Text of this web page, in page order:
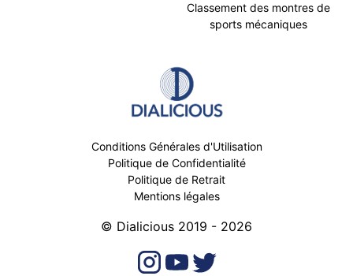
Classement des montres de
sports mécaniques
Conditions Générales d'Utilisation
Politique de Confidentialité
Politique de Retrait
Mentions légales
© Dialicious 2019 - 2026